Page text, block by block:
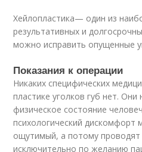
Хейлопластика— один из
результативных и
можно исправить опущенные
Показания к операции
Никаких специфических
пластике уголков губ нет. Они
физическое состояние
психологический дискомфорт
ощутимый, а потому проводят
исключительно по желанию